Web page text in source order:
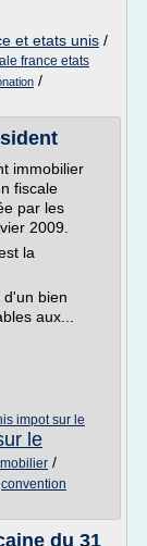
et etats unis /
france etats
/
immobilier
fiscale
par les
2009.
la
d'un bien
aux...
impot sur le
le
/
convention
du 31